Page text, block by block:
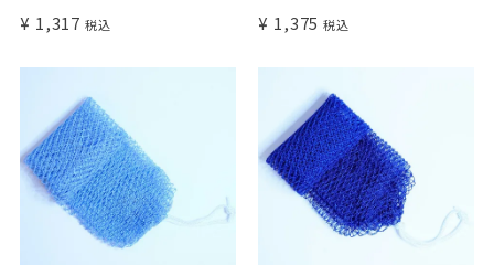
¥ 1,317 税込 ¥ 1,375 税込